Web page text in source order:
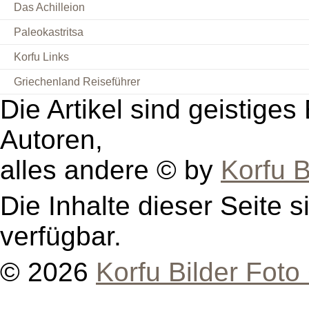
Das Achilleion
Paleokastritsa
Korfu Links
Griechenland Reiseführer
Die Artikel sind
Autoren,
alles andere © by Korfu
Die Inhalte dieser Seite
verfügbar.
© 2026 Korfu Bilder Foto